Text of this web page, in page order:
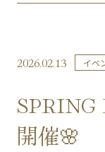
2026.02.13 イベ
開催🌸